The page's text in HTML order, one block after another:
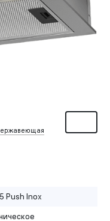
Push Inox